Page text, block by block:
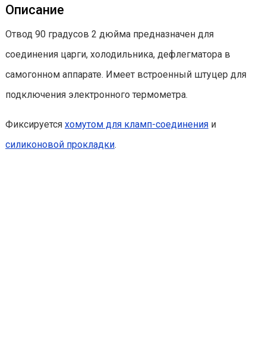
Описание
Отвод 90 градусов 2 дюйма предназначен для
соединения царги, холодильника, дефлегматора в
самогонном аппарате. Имеет встроенный штуцер для
подключения электронного термометра.
Фиксируется хомутом для кламп-соединения и
силиконовой прокладки.